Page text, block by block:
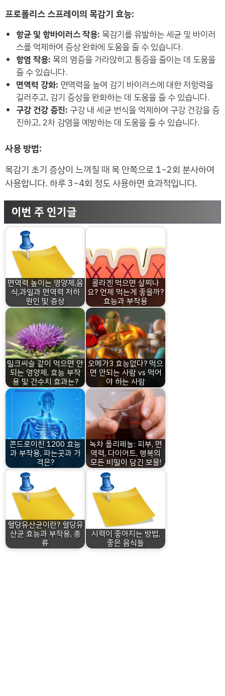
프로폴리스 스프레이의 목감기 효능:
항균 및 항바이러스 작용: 목감기를 유발하는 세균 및 바이러
스를 억제하여 증상 완화에 도움을 줄 수 있습니다.
항염 작용: 목의 염증을 가라앉히고 통증을 줄이는 데 도움을
줄 수 있습니다.
면역력 강화: 면역력을 높여 감기 바이러스에 대한 저항력을
길러주고, 감기 증상을 완화하는 데 도움을 줄 수 있습니다.
구강 건강 증진: 구강 내 세균 번식을 억제하여 구강 건강을 증
진하고, 2차 감염을 예방하는 데 도움을 줄 수 있습니다.
사용 방법:
목감기 초기 증상이 느껴질 때 목 안쪽으로 1~2회 분사하여
사용합니다. 하루 3~4회 정도 사용하면 효과적입니다.
이번 주 인기글
면역력 높이는 영양제,음
식,과일과 면역력 저하
원인 및 증상
콜라겐 먹으면 살찌나
요? 언제 먹는게 좋을까?
효능과 부작용
밀크씨슬 같이 먹으면 안
되는 영양제, 효능 부작
용 및 간수치 효과는?
오메가3 효능없다? 먹으
면 안되는 사람 vs 먹어
야 하는 사람
콘드로이친 1200 효능
과 부작용, 파는곳과 가
격은?
녹차 폴리페놀: 피부, 면
역력, 다이어트, 행복의
모든 비밀이 담긴 보물!
혈당유산균이란? 혈당유
산균 효능과 부작용, 종
류
시력이 좋아지는 방법,
좋은 음식들